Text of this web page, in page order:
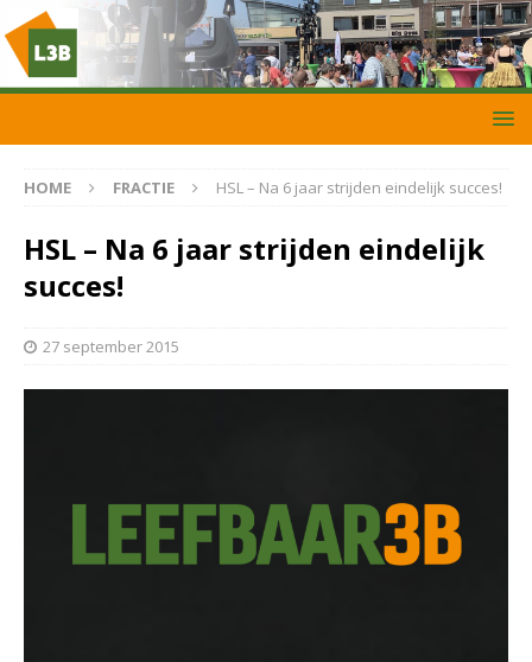
HOME FRACTIE HSL – Na 6 jaar strijden eindelijk succes!
HSL – Na 6 jaar strijden eindelijk
succes!
27 september 2015